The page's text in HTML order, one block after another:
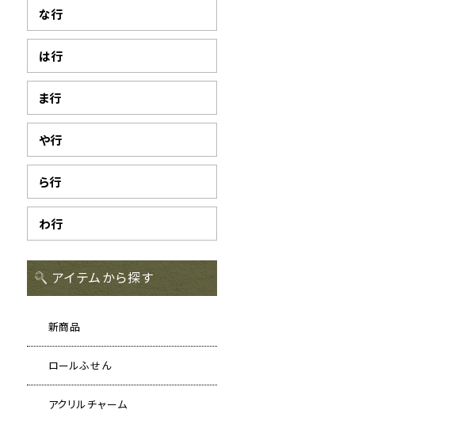
な行
は行
ま行
や行
ら行
わ行
アイテムから探す
新商品
ロールふせん
アクリルチャーム